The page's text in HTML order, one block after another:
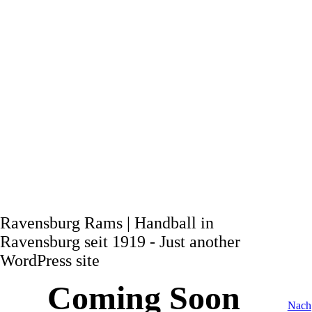
Ravensburg Rams | Handball in
Ravensburg seit 1919 - Just another
WordPress site
Coming Soon Nach